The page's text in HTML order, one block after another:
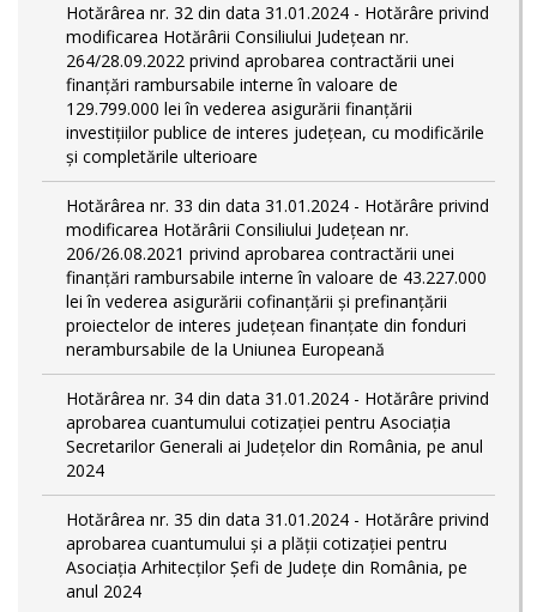
Hotărârea nr. 32 din data 31.01.2024 - Hotărâre privind
modificarea Hotărârii Consiliului Județean nr.
264/28.09.2022 privind aprobarea contractării unei
finanțări rambursabile interne în valoare de
129.799.000 lei în vederea asigurării finanțării
investițiilor publice de interes județean, cu modificările
și completările ulterioare
Hotărârea nr. 33 din data 31.01.2024 - Hotărâre privind
modificarea Hotărârii Consiliului Județean nr.
206/26.08.2021 privind aprobarea contractării unei
finanțări rambursabile interne în valoare de 43.227.000
lei în vederea asigurării cofinanțării și prefinanțării
proiectelor de interes județean finanțate din fonduri
nerambursabile de la Uniunea Europeană
Hotărârea nr. 34 din data 31.01.2024 - Hotărâre privind
aprobarea cuantumului cotizației pentru Asociația
Secretarilor Generali ai Județelor din România, pe anul
2024
Hotărârea nr. 35 din data 31.01.2024 - Hotărâre privind
aprobarea cuantumului și a plății cotizației pentru
Asociația Arhitecților Șefi de Județe din România, pe
anul 2024